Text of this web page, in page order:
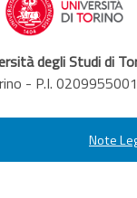
degli Studi di
- P.I.
Note